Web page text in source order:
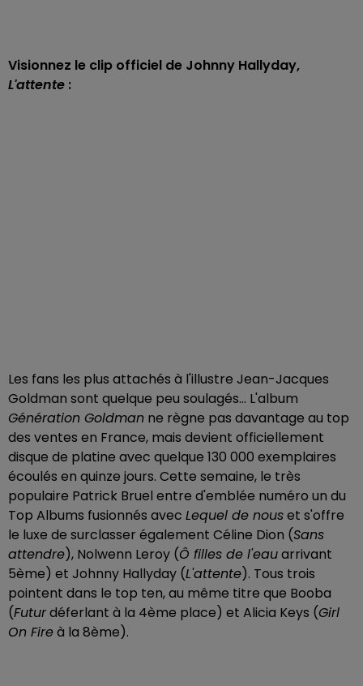
Visionnez le clip officiel de Johnny Hallyday,
L'attente :
Les fans les plus attachés à l'illustre Jean-Jacques
Goldman sont quelque peu soulagés... L'album
Génération Goldman ne règne pas davantage au top
des ventes en France, mais devient officiellement
disque de platine avec quelque 130 000 exemplaires
écoulés en quinze jours. Cette semaine, le très
populaire Patrick Bruel entre d'emblée numéro un du
Top Albums fusionnés avec Lequel de nouset s'offre
le luxe de surclasser également Céline Dion (Sans
attendre), Nolwenn Leroy (Ô filles de l'eauarrivant
5ème) et Johnny Hallyday (L'attente). Tous trois
pointent dans le top ten, au même titre que Booba
(Futurdéferlant à la 4ème place) et Alicia Keys (Girl
On Fireà la 8ème).